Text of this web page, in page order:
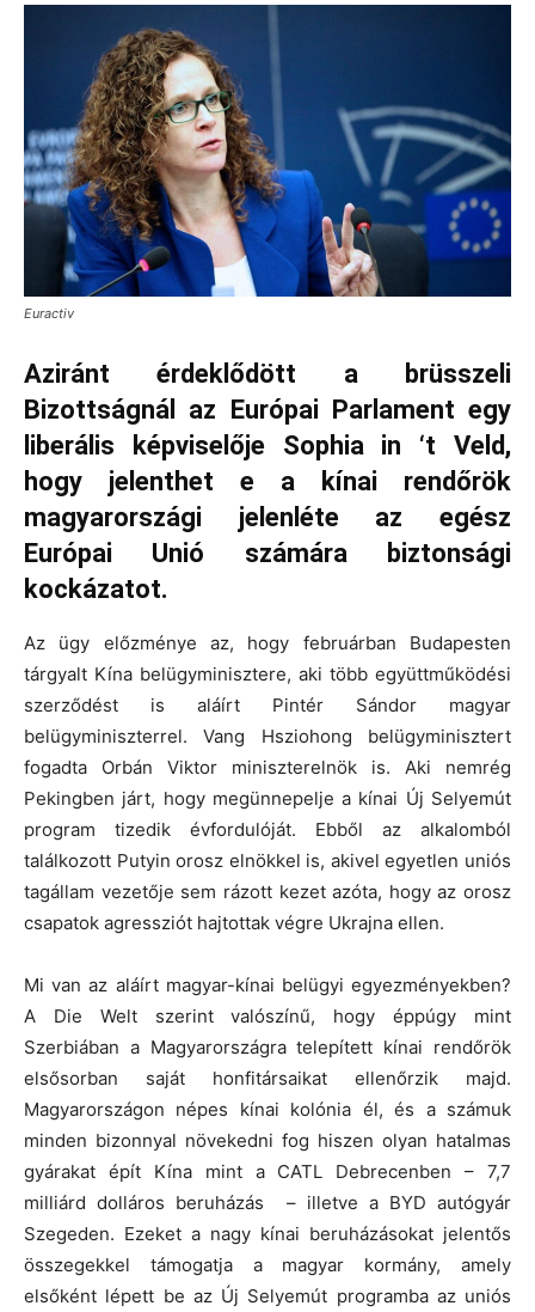
Euractiv
Aziránt érdeklődött a brüsszeli
Bizottságnál az Európai Parlament egy
liberális képviselője Sophia in ‘t Veld,
hogy jelenthet e a kínai rendőrök
magyarországi jelenléte az egész
Európai Unió számára
biztonsági
kockázatot.
Az ügy előzménye az, hogy februárban Budapesten
tárgyalt Kína belügyminisztere, aki több együttműködési
szerződést is aláírt Pintér Sándor magyar
belügyminiszterrel. Vang Hsziohong belügyminisztert
fogadta Orbán Viktor miniszterelnök is. Aki nemrég
Pekingben járt, hogy megünnepelje a kínai Új Selyemút
program tizedik évfordulóját. Ebből az alkalomból
találkozott Putyin orosz elnökkel is, akivel egyetlen uniós
tagállam vezetője sem rázott kezet azóta, hogy az orosz
csapatok agressziót hajtottak végre Ukrajna ellen.
Mi van az aláírt magyar-kínai belügyi egyezményekben?
A Die Welt szerint valószínű, hogy éppúgy mint
Szerbiában a Magyarországra telepített kínai rendőrök
elsősorban saját honfitársaikat ellenőrzik majd.
Magyarországon népes kínai kolónia él, és a számuk
minden bizonnyal növekedni fog hiszen olyan hatalmas
gyárakat épít Kína mint a CATL Debrecenben – 7,7
milliárd dolláros beruházás – illetve a BYD autógyár
Szegeden. Ezeket a nagy kínai beruházásokat jelentős
összegekkel támogatja a magyar kormány, amely
elsőként lépett be az Új Selyemút programba az uniós